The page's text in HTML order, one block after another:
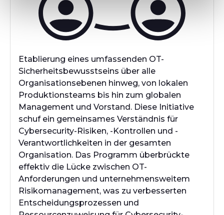
Etablierung eines umfassenden OT-
Sicherheitsbewusstseins über alle
Organisationsebenen hinweg, von lokalen
Produktionsteams bis hin zum globalen
Management und Vorstand. Diese Initiative
schuf ein gemeinsames Verständnis für
Cybersecurity-Risiken, -Kontrollen und -
Verantwortlichkeiten in der gesamten
Organisation. Das Programm überbrückte
effektiv die Lücke zwischen OT-
Anforderungen und unternehmensweitem
Risikomanagement, was zu verbesserten
Entscheidungsprozessen und